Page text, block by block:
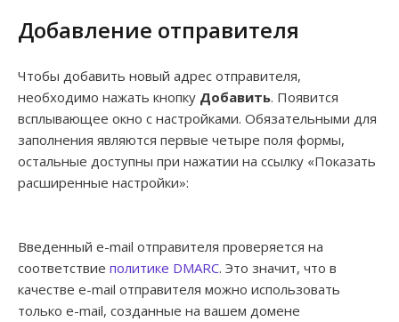
Добавление отправителя
Чтобы добавить новый адрес отправителя,
необходимо нажать кнопку Добавить. Появится
всплывающее окно с настройками. Обязательными для
заполнения являются первые четыре поля формы,
остальные доступны при нажатии на ссылку «Показать
расширенные настройки»:
Введенный e-mail отправителя проверяется на
соответствие политике DMARC. Это значит, что в
качестве e-mail отправителя можно использовать
только e-mail, созданные на вашем домене